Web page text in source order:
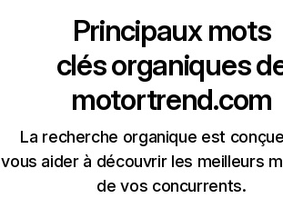
Principaux mots
clés organiques
motortrend.com
La recherche organique est
vous aider à découvrir les meilleurs
de vos concurrents.